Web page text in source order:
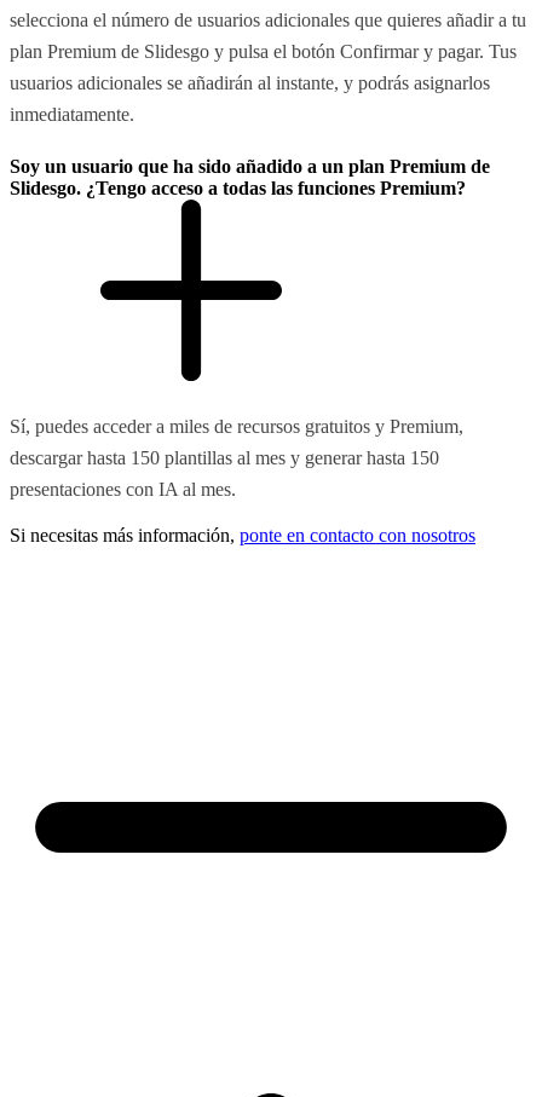
selecciona el número de usuarios adicionales que quieres añadir a tu
plan Premium de Slidesgo y pulsa el botón Confirmar y pagar. Tus
usuarios adicionales se añadirán al instante, y podrás asignarlos
inmediatamente.
Soy un usuario que ha sido añadido a un plan Premium de
Slidesgo. ¿Tengo acceso a todas las funciones Premium?
Sí, puedes acceder a miles de recursos gratuitos y Premium,
descargar hasta 150 plantillas al mes y generar hasta 150
presentaciones con IA al mes.
Si necesitas más información, ponte en contacto con nosotros